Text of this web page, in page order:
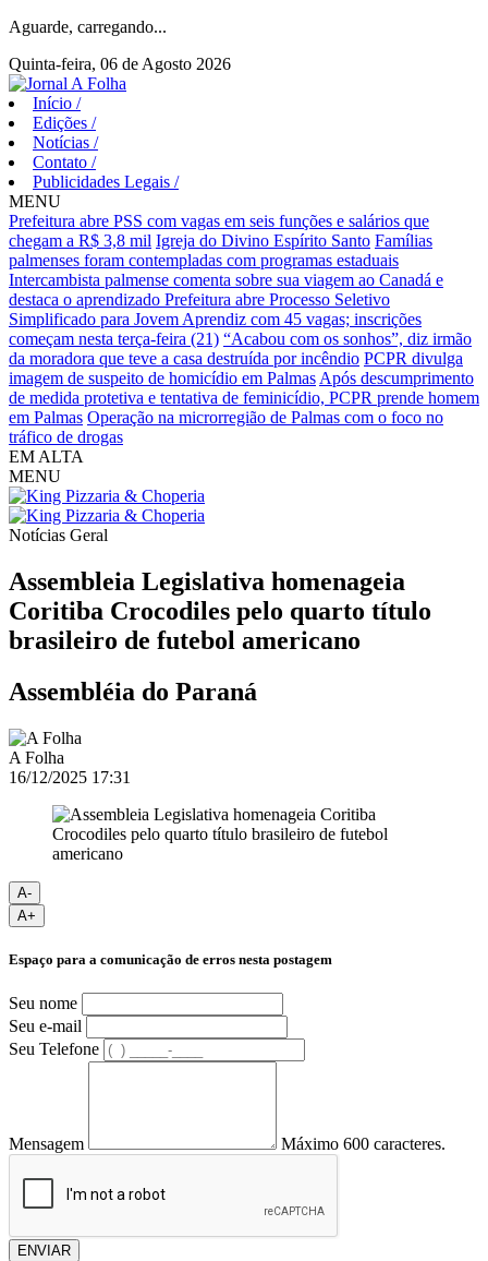
Aguarde, carregando...
Quinta-feira, 06 de Agosto 2026
Início /
Edições /
Notícias /
Contato /
Publicidades Legais /
MENU
Prefeitura abre PSS com vagas em seis funções e salários que
chegam a R$ 3,8 mil Igreja do Divino Espírito Santo Famílias
palmenses foram contempladas com programas estaduais
Intercambista palmense comenta sobre sua viagem ao Canadá e
destaca o aprendizado Prefeitura abre Processo Seletivo
Simplificado para Jovem Aprendiz com 45 vagas; inscrições
começam nesta terça-feira (21) “Acabou com os sonhos”, diz irmão
da moradora que teve a casa destruída por incêndio PCPR divulga
imagem de suspeito de homicídio em Palmas Após descumprimento
de medida protetiva e tentativa de feminicídio, PCPR prende homem
em Palmas Operação na microrregião de Palmas com o foco no
tráfico de drogas
EM ALTA
MENU
Notícias Geral
Assembleia Legislativa homenageia
Coritiba Crocodiles pelo quarto título
brasileiro de futebol americano
Assembléia do Paraná
A Folha
16/12/2025 17:31
A-
A+
Espaço para a comunicação de erros nesta postagem
Seu nome
Seu e-mail
Seu Telefone
Mensagem Máximo 600 caracteres.
ENVIAR